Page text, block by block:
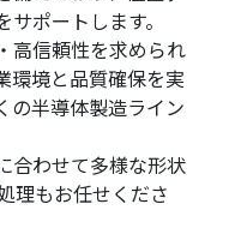
ポートします。
高信頼性を求められ
環境と品質確保を実
の半導体製造ライン
合わせて多様な形状
理もお任せくださ